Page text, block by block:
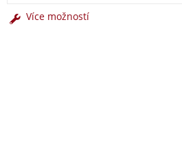
Více možností